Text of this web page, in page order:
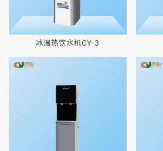
冰温热饮水机CY-3